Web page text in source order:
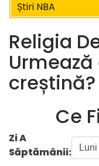
Știri NBA
Religia
creștină?
Ce
Zi A
Săptămânii: